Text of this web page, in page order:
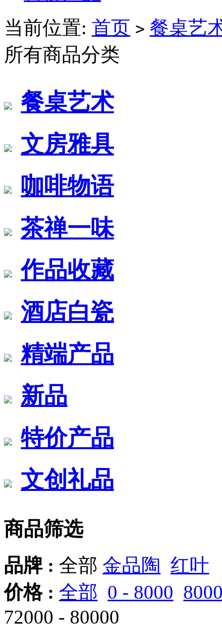
当前位置: 首页 > 餐桌艺
所有商品分类
餐桌艺术
文房雅具
咖啡物语
茶禅一味
作品收藏
酒店白瓷
精端产品
新品
特价产品
文创礼品
商品筛选
品牌 : 全部 金品陶 红叶
价格 : 全部 0 - 8000
72000 - 80000